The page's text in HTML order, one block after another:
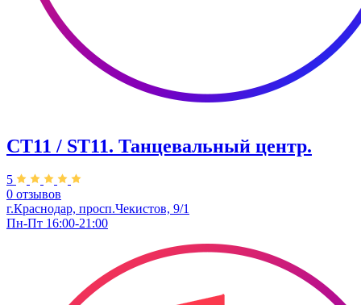
СТ11 / ST11. Танцевальный центр.
5
0 отзывов
г.Краснодар, просп.Чекистов, 9/1
Пн-Пт 16:00-21:00